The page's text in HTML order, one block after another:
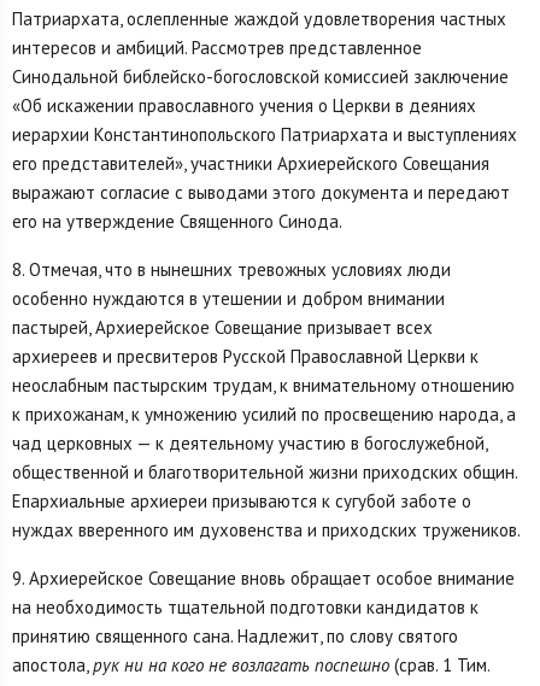
Патриархата, ослепленные жаждой удовлетворения частных
интересов и амбиций. Рассмотрев представленное
Синодальной библейско-богословской комиссией заключение
«Об искажении православного учения о Церкви в деяниях
иерархии Константинопольского Патриархата и выступлениях
его представителей», участники Архиерейского Совещания
выражают согласие с выводами этого документа и передают
его на утверждение Священного Синода.
8. Отмечая, что в нынешних тревожных условиях люди
особенно нуждаются в утешении и добром внимании
пастырей, Архиерейское Совещание призывает всех
архиереев и пресвитеров Русской Православной Церкви к
неослабным пастырским трудам, к внимательному отношению
к прихожанам, к умножению усилий по просвещению народа, а
чад церковных — к деятельному участию в богослужебной,
общественной и благотворительной жизни приходских общин.
Епархиальные архиереи призываются к сугубой заботе о
нуждах вверенного им духовенства и приходских тружеников.
9. Архиерейское Совещание вновь обращает особое внимание
на необходимость тщательной подготовки кандидатов к
принятию священного сана. Надлежит, по слову святого
апостола, рук ни на кого не возлагать поспешно (срав. 1 Тим.